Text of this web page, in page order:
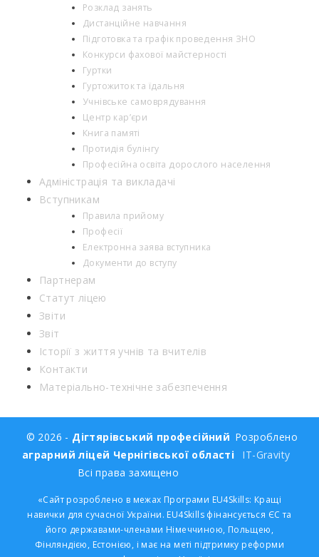
Розклад занять
Дистанційне навчання
Підготовка та графік проведення ЗНО
Конкурси фахової майстерності
Гуртки
Гуртожиток та їдальня
Учнівське самоврядування
Центр кар’єри
Книга памяті
Протидія булінгу
Професійна освіта дорослого населення
Адміністрація та викладачі
Вступникам
Правила прийому
Професії
Електронна заява вступника
Документи до вступу
Партнерам
Статут ліцею
Звіти
Звіт
Історії з життя учнів та вчителів
Контакти
Матеріально-технічне забезпечення
© 2026 - Дігтярівський професійний
аграрний ліцей Чернігівської області
Всі права захищено
Розроблено
IT-Gravity
«Сайт розроблено в межах Програми EU4Skills: Кращі
навички для сучасної України. EU4Skills фінансується ЄС та
його державами-членами Німеччиною, Польщею,
Фінляндією, Естонією, і має на меті підтримку реформи